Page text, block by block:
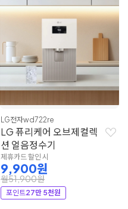
LG전자wd722re
LG 퓨리케어 오브제컬렉
션 얼음정수기
제휴카드 할인 시
9,900원
월51,900원
포인트27만 5천원